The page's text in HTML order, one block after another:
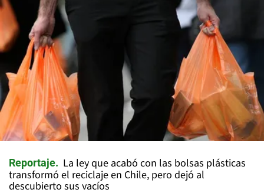
Reportaje
La ley que acabó con las bolsas plásticas
transformó el reciclaje en Chile, pero dejó al
descubierto sus vacíos